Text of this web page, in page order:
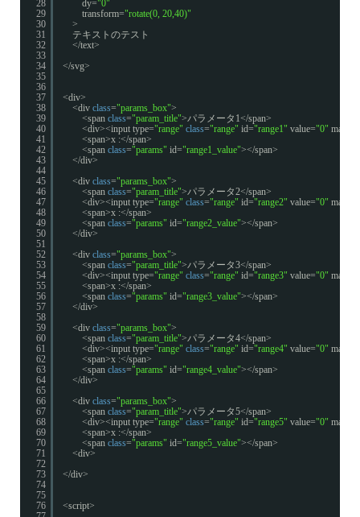
28
29
30
31
32
33
34
35
36
37
38
39
40
41
42
43
44
45
46
47
48
49
50
51
52
53
54
55
56
57
58
59
60
61
62
63
64
65
66
67
68
69
70
71
72
73
74
75
76
dy="0"
transform="rotate(0, 20,40)"
>
テキストのテスト
</text>
</svg>
<div>
<div class="params_box">
<span class="param_title">パラメータ1</span>
<div><input type="range" class="range" id="range1" value="0" max=
<span>x :</span>
<span class="params" id="range1_value"></span>
</div>
<div class="params_box">
<span class="param_title">パラメータ2</span>
<div><input type="range" class="range" id="range2" value="0" max=
<span>x :</span>
<span class="params" id="range2_value"></span>
</div>
<div class="params_box">
<span class="param_title">パラメータ3</span>
<div><input type="range" class="range" id="range3" value="0" max=
<span>x :</span>
<span class="params" id="range3_value"></span>
</div>
<div class="params_box">
<span class="param_title">パラメータ4</span>
<div><input type="range" class="range" id="range4" value="0" max=
<span>x :</span>
<span class="params" id="range4_value"></span>
</div>
<div class="params_box">
<span class="param_title">パラメータ5</span>
<div><input type="range" class="range" id="range5" value="0" max=
<span>x :</span>
<span class="params" id="range5_value"></span>
<div>
</div>
<script>